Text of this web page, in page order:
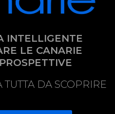
INTELLIGENTE
LE CANARIE
DA SCOPRIRE